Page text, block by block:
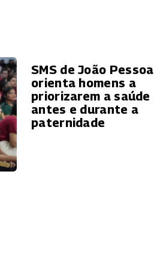
SMS de João Pessoa
orienta homens a
priorizarem a saúde
antes e durante a
paternidade